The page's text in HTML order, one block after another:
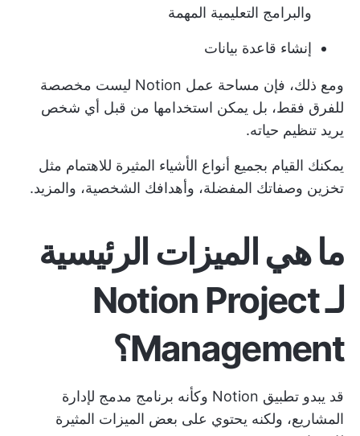
والبرامج التعليمية المهمة
إنشاء قاعدة بيانات
ومع ذلك، فإن مساحة عمل Notion ليست مخصصة
للفرق فقط، بل يمكن استخدامها من قبل أي شخص
يريد تنظيم حياته.
يمكنك القيام بجميع أنواع الأشياء المثيرة للاهتمام مثل
تخزين وصفاتك المفضلة، وأهدافك الشخصية، والمزيد.
ما هي الميزات الرئيسية
لـ Notion Project
Management؟
قد يبدو تطبيق Notion وكأنه برنامج مدمج لإدارة
المشاريع، ولكنه يحتوي على بعض الميزات المثيرة